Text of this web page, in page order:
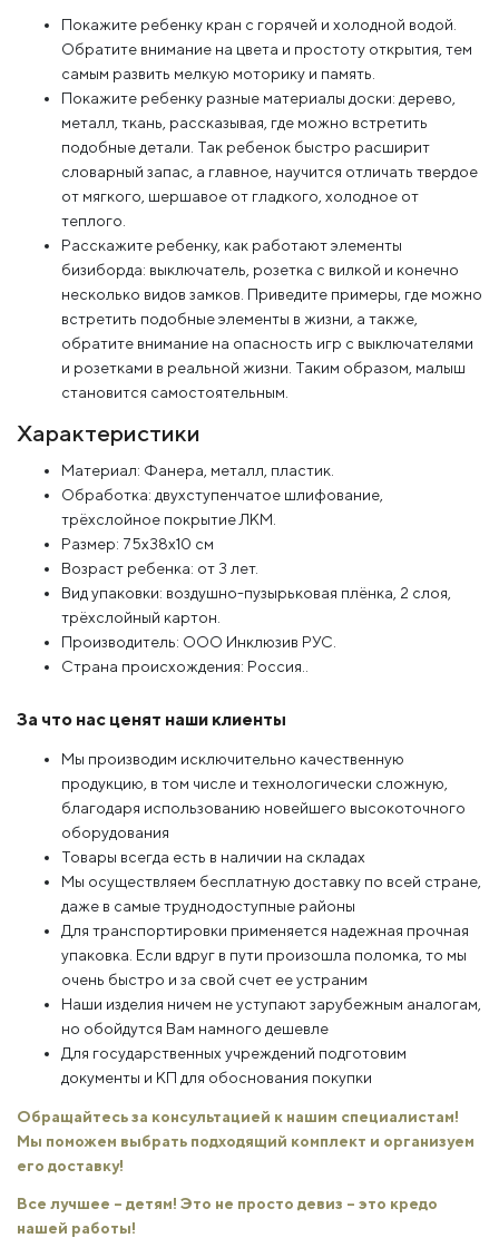
Покажите ребенку кран с горячей и холодной водой.
Обратите внимание на цвета и простоту открытия, тем
самым развить мелкую моторику и память.
Покажите ребенку разные материалы доски: дерево,
металл, ткань, рассказывая, где можно встретить
подобные детали. Так ребенок быстро расширит
словарный запас, а главное, научится отличать твердое
от мягкого, шершавое от гладкого, холодное от
теплого.
Расскажите ребенку, как работают элементы
бизиборда: выключатель, розетка с вилкой и конечно
несколько видов замков. Приведите примеры, где можно
встретить подобные элементы в жизни, а также,
обратите внимание на опасность игр с выключателями
и розетками в реальной жизни. Таким образом, малыш
становится самостоятельным.
Характеристики
Материал: Фанера, металл, пластик.
Обработка: двухступенчатое шлифование,
трёхслойное покрытие ЛКМ.
Размер: 75x38x10 см
Возраст ребенка: от 3 лет.
Вид упаковки: воздушно-пузырьковая плёнка, 2 слоя,
трёхслойный картон.
Производитель: ООО Инклюзив РУС.
Страна происхождения: Россия..
За что нас ценят наши клиенты
Мы производим исключительно качественную
продукцию, в том числе и технологически сложную,
благодаря использованию новейшего высокоточного
оборудования
Товары всегда есть в наличии на складах
Мы осуществляем бесплатную доставку по всей стране,
даже в самые труднодоступные районы
Для транспортировки применяется надежная прочная
упаковка. Если вдруг в пути произошла поломка, то мы
очень быстро и за свой счет ее устраним
Наши изделия ничем не уступают зарубежным аналогам,
но обойдутся Вам намного дешевле
Для государственных учреждений подготовим
документы и КП для обоснования покупки
Обращайтесь за консультацией к нашим специалистам!
Мы поможем выбрать подходящий комплект и организуем
его доставку!
Все лучшее – детям! Это не просто девиз – это кредо
нашей работы!